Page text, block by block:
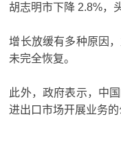
胡志明市下降 2.8%，
增长放缓有多种原因
未完全恢复。
此外，政府表示，中
进出口市场开展业务的